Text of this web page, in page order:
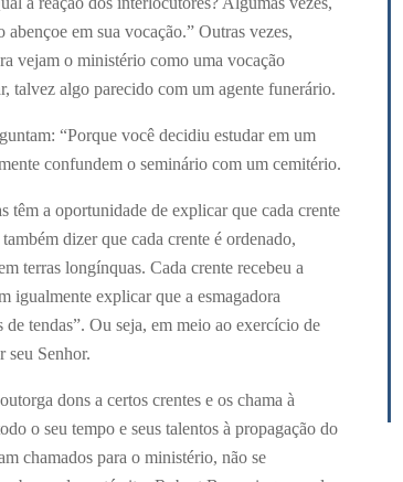
em sua vocação.” Outras vezes,
vejam o ministério como uma vocação
talvez algo parecido com um agente funerário.
“Porque você decidiu estudar em um
confundem o seminário com um cemitério.
têm a oportunidade de explicar que cada crente
dizer que cada crente é ordenado,
terras longínquas. Cada crente recebeu a
igualmente explicar que a esmagadora
tendas”. Ou seja, em meio ao exercício de
seu Senhor.
dons a certos crentes e os chama à
o seu tempo e seus talentos à propagação do
chamados para o ministério, não se